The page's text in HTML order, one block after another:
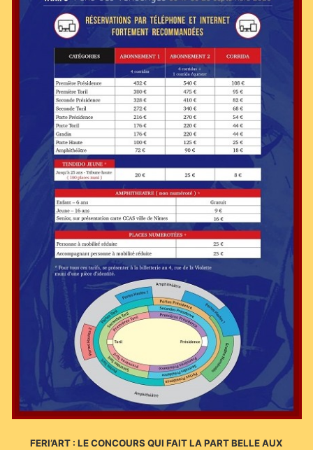
FERI’ART : LE CONCOURS QUI FAIT LA PART BELLE AUX